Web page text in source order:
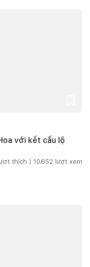
với kết cấu lộ
thích | 10.652 lượt xem